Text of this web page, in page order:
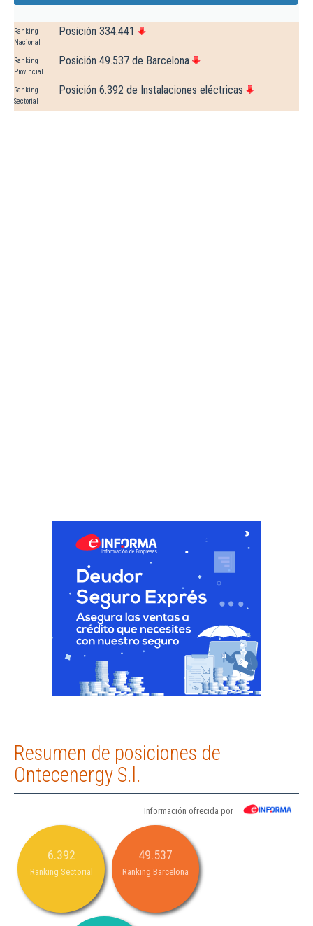
Ranking
Nacional
Posición 334.441
Ranking
Provincial
Posición 49.537 de Barcelona
Ranking
Sectorial
Posición 6.392 de Instalaciones eléctricas
Resumen de posiciones de
Ontecenergy S.l.
Información ofrecida por
6.392
Ranking Sectorial
49.537
Ranking Barcelona